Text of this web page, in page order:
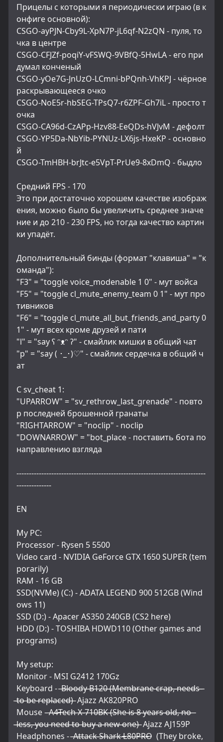
Прицелы с которыми я периодически играю (в к
онфиге основной):
CSGO-ayPJN-Cby9L-XpN7P-jL6qf-N2zQN - пуля, то
чка в центре
CSGO-CFJZf-poqiY-vFSWQ-9VBfQ-5HwLA - его при
думал конченый
CSGO-yOe7G-JnUzO-LCmni-bPQnh-VhKPJ - чёрное
раскрывающееся очко
CSGO-NoE5r-hbSEG-TPsQ7-r6ZPF-Gh7iL - просто т
очка
CSGO-CA96d-CzAPp-Hzv88-EeQDs-hVJvM - дефолт
CSGO-YP5Da-NbYib-PYNUz-LX6js-HxeKP - основно
й
CSGO-TmHBH-brJtc-e5VpT-PrUe9-8xDmQ - быдло
Средний FPS - 170
Это при достаточно хорошем качестве изображ
ения, можно было бы увеличить среднее значе
ние и до 210 - 230 FPS, но тогда качество картин
ки упадёт.
Дополнительный бинды (формат "клавиша" = "к
оманда"):
"F3" = "toggle voice_modenable 1 0" - мут войса
"F5" = "toggle cl_mute_enemy_team 0 1" - мут про
тивников
"F6" = "toggle cl_mute_all_but_friends_and_party 0
1" - мут всех кроме друзей и пати
"l" = "say ʕ ᵔᴥᵔ ʔ" - смайлик мишки в общий чат
"p" = "say ( ･_･)♡" - смайлик сердечка в общий ч
ат
С sv_cheat 1:
"UPARROW" = "sv_rethrow_last_grenade" - повто
р последней брошенной гранаты
"RIGHTARROW" = "noclip" - noclip
"DOWNARROW" = "bot_place - поставить бота по
направлению взгляда
----------------------------------------------------------------------------
--------------
EN
My PC:
Processor - Rysen 5 5500
Video card - NVIDIA GeForce GTX 1650 SUPER (tem
porarily)
RAM - 16 GB
SSD(NVMe) (C:) - ADATA LEGEND 900 512GB (Wind
ows 11)
SSD (D:) - Apacer AS350 240GB (CS2 here)
HDD (D:) - TOSHIBA HDWD110 (Other games and
programs)
My setup:
Monitor - MSI G2412 170Gz
Keyboard -  ̶B̶l̶o̶o̶d̶y̶ ̶B̶1̶2̶0̶ ̶(̶M̶e̶m̶b̶r̶a̶n̶e̶ ̶c̶r̶a̶p̶,̶ ̶n̶e̶e̶d̶s̶
̶t̶o̶ ̶b̶e̶ ̶r̶e̶p̶l̶a̶c̶e̶d̶)̶  Ajazz AK820PRO
Mouse - ̶A̶4̶T̶e̶c̶h̶ ̶X̶-̶7̶1̶0̶B̶K̶ ̶(̶S̶h̶e̶ ̶i̶s̶ ̶8̶ ̶y̶e̶a̶r̶s̶ ̶o̶l̶d̶,̶ ̶n̶o̶
̶l̶e̶s̶s̶,̶ ̶y̶o̶u̶ ̶n̶e̶e̶d̶ ̶t̶o̶ ̶b̶u̶y̶ ̶a̶ ̶n̶e̶w̶ ̶o̶n̶e̶)̶  Ajazz AJ159P
Headphones -  ̶A̶t̶t̶a̶c̶k̶ ̶S̶h̶a̶r̶k̶ ̶L̶8̶0̶P̶R̶O̶  (They broke,